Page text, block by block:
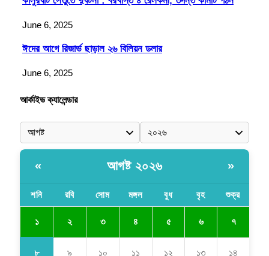
June 6, 2025
ঈদের আগে রিজার্ভ ছাড়াল ২৬ বিলিয়ন ডলার
June 6, 2025
আর্কাইভ ক্যালেন্ডার
« আগষ্ট ২০২৬ »
শনি রবি সোম মঙ্গল বুধ বৃহ শুক্র
১ ২ ৩ ৪ ৫ ৬ ৭
৮ ৯ ১০ ১১ ১২ ১৩ ১৪